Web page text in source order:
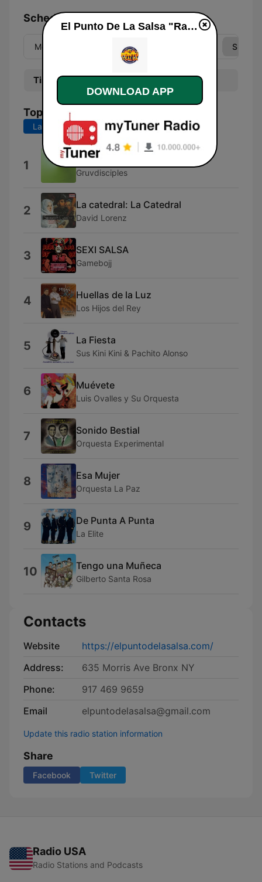
Schedule
Mon Thu Sun
Time Program
Top Songs
Last 7 days Last 30 days
1 Como Se Llama
Gruvdisciples
2 La catedral: La Catedral
David Lorenz
3 SEXI SALSA
Gamebojj
4 Huellas de la Luz
Los Hijos del Rey
5 La Fiesta
Sus Kini Kini & Pachito Alonso
6 Muévete
Luis Ovalles y Su Orquesta
7 Sonido Bestial
Orquesta Experimental
8 Esa Mujer
Orquesta La Paz
9 De Punta A Punta
La Elite
10 Tengo una Muñeca
Gilberto Santa Rosa
Contacts
Website
https://elpuntodelasalsa.com/
Address:
635 Morris Ave Bronx NY
Phone:
917 469 9659
Email
elpuntodelasalsa@gmail.com
Update this radio station information
Share
Facebook Twitter
Radio USA
Radio Stations and Podcasts
El Punto De La Salsa "Radio" live
DOWNLOAD APP